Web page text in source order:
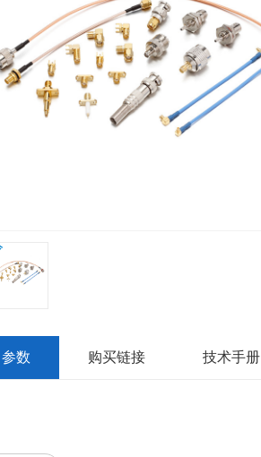
参数 购买链接 技术手册